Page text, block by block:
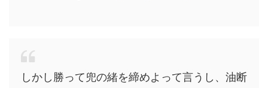
しかし勝って兜の緒を締めよって言うし、油断